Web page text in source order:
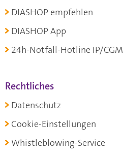
DIASHOP empfehlen
DIASHOP App
24h-Notfall-Hotline IP/CGM
Rechtliches
Datenschutz
Cookie-Einstellungen
Whistleblowing-Service